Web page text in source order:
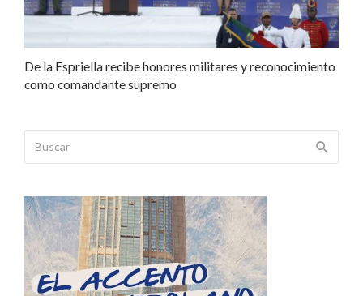
De la Espriella recibe honores militares y reconocimiento
como comandante supremo